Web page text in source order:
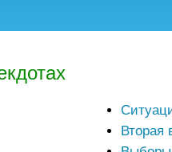
Вторая